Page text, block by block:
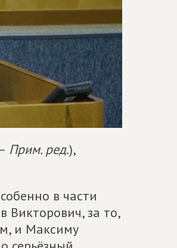
Прим. ред.),
в части
Викторович, за то,
и Максиму